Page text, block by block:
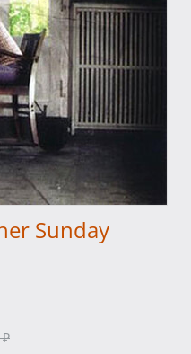
Sunday
₽